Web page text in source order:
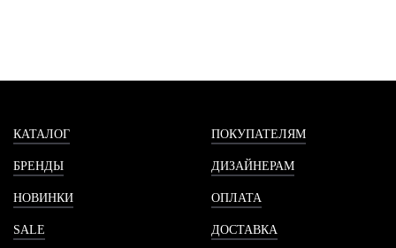
КАТАЛОГ
БРЕНДЫ
НОВИНКИ
SALE
ПОКУПАТЕЛЯМ
ДИЗАЙНЕРАМ
ОПЛАТА
ДОСТАВКА